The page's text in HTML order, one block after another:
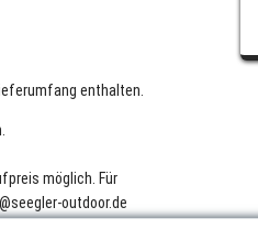
enthalten.
möglich. Für
outdoor.de